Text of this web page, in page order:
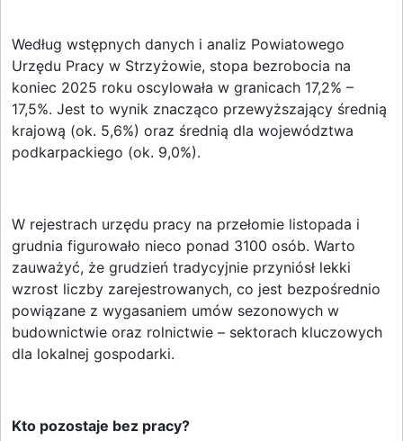
Według wstępnych danych i analiz Powiatowego
Urzędu Pracy w Strzyżowie, stopa bezrobocia na
koniec 2025 roku oscylowała w granicach 17,2% –
17,5%. Jest to wynik znacząco przewyższający średnią
krajową (ok. 5,6%) oraz średnią dla województwa
podkarpackiego (ok. 9,0%).
W rejestrach urzędu pracy na przełomie listopada i
grudnia figurowało nieco ponad 3100 osób. Warto
zauważyć, że grudzień tradycyjnie przyniósł lekki
wzrost liczby zarejestrowanych, co jest bezpośrednio
powiązane z wygasaniem umów sezonowych w
budownictwie oraz rolnictwie – sektorach kluczowych
dla lokalnej gospodarki.
Kto pozostaje bez pracy?